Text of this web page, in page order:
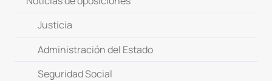
Justicia
Administración del Estado
Seguridad Social